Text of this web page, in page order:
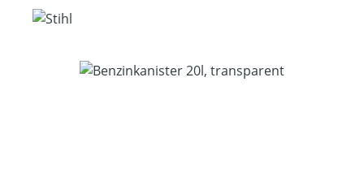
Bildergalerie überspringen